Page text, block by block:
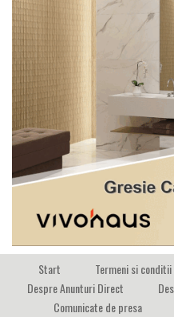
Start Termeni si conditii
Despre Anunturi Direct
Comunicate de presa